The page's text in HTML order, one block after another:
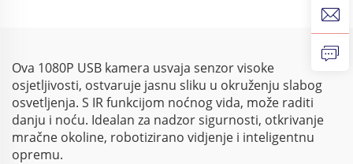
Ova 1080P USB kamera usvaja senzor visoke
osjetljivosti, ostvaruje jasnu sliku u okruženju slabog
osvetljenja. S IR funkcijom noćnog vida, može raditi
danju i noću. Idealan za nadzor sigurnosti, otkrivanje
mračne okoline, robotizirano vidjenje i inteligentnu
opremu.